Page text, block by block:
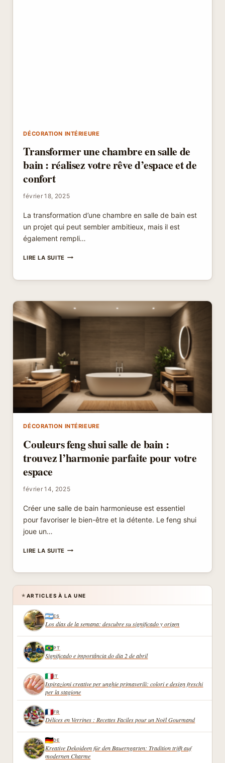
DÉCORATION INTÉRIEURE
Transformer une chambre en salle de
bain : réalisez votre rêve d’espace et de
confort
février 18, 2025
La transformation d’une chambre en salle de bain est
un projet qui peut sembler ambitieux, mais il est
également rempli…
LIRE LA SUITETRANSFORMER
EN
DE
BAIN
:
D’ESPACE
ET
DE
CONFORT
DÉCORATION INTÉRIEURE
Couleurs feng shui salle de bain :
trouvez l’harmonie parfaite pour votre
espace
février 14, 2025
Créer une salle de bain harmonieuse est essentiel
pour favoriser le bien-être et la détente. Le feng shui
joue un…
LIRE LA SUITECOULEURS
SALLE
DE
BAIN
L’HARMONIE
PARFAITE
POUR
ESPACE
★ ARTICLES À LA UNE
ES
Los días de la semana: descubre su significado y origen
PT
Significado e importância do dia 2 de abril
IT
Ispirazioni creative per unghie primaverili: colori e design freschi
per la stagione
FR
Délices en Verrines : Recettes Faciles pour un Noël Gourmand
DE
Kreative Dekoideen für den Bauerngarten: Tradition trifft auf
modernen Charme